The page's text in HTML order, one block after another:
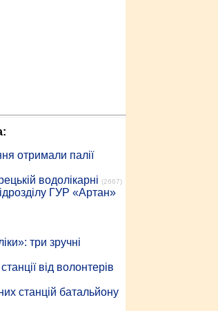
отримали палії
водолікарні (2667)
ГУР «Артан»
три зручні
від волонтерів
станцій батальйону